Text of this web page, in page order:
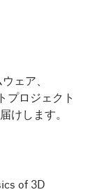
ェア、
プロジェクト
けします。
of 3D